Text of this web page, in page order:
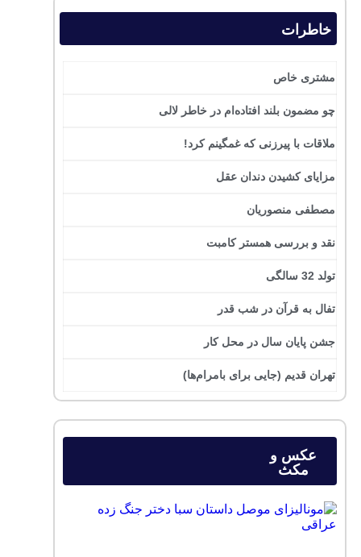
خاطرات
مشتری خاص
چو مضمون بلند افتاده‌ام در خاطر لالی
ملاقات با پیرزنی که غمگینم کرد!
مزایای کشیدن دندان عقل
مصطفی منصوریان
نقد و بررسی همستر کامبت
تولد 32 سالگی
تفال به قرآن در شب قدر
جشن پایان سال در محل کار
تهران قدیم (جایی برای بامرام‌ها)
عکس و
مکث